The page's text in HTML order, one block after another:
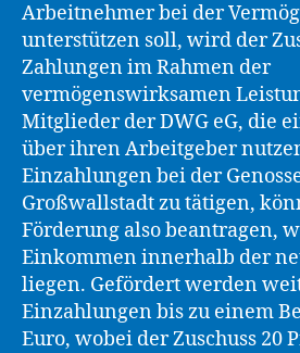
Arbeitnehmer bei der
unterstützen soll, wird der
Zahlungen im Rahmen der
vermögenswirksamen
Mitglieder der DWG eG, die
über ihren Arbeitgeber
Einzahlungen bei der
Großwallstadt zu tätigen,
Förderung also beantragen,
Einkommen innerhalb der
liegen. Gefördert werden
Einzahlungen bis zu einem
Euro, wobei der Zuschuss 20